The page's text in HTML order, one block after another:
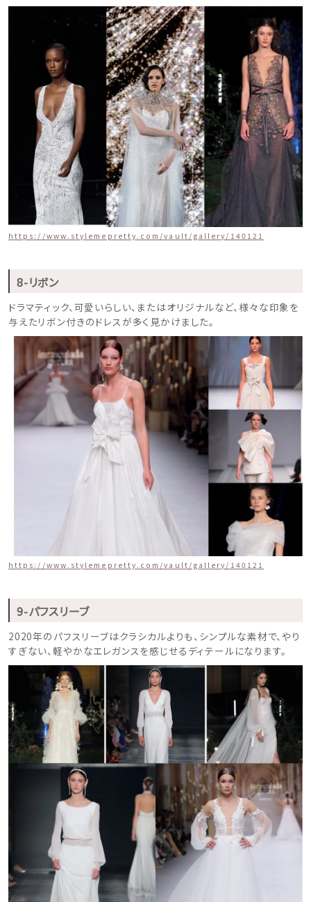
結婚式場を探す
ドレスブランド
スタイル別
フォトウエディング
神社結婚式 お問い合わせ
https://www.stylemepretty.com/vault/gallery/140121
8-リボン
ドラマティック、可愛いらしい、またはオリジナルなど、様々な印象を
与えたリボン付きのドレスが多く見かけました。
https://www.stylemepretty.com/vault/gallery/140121
9-パフスリーブ
2020年のパフスリーブはクラシカルよりも、シンプルな素材で、やり
すぎない、軽やかなエレガンスを感じせるディテールになります。